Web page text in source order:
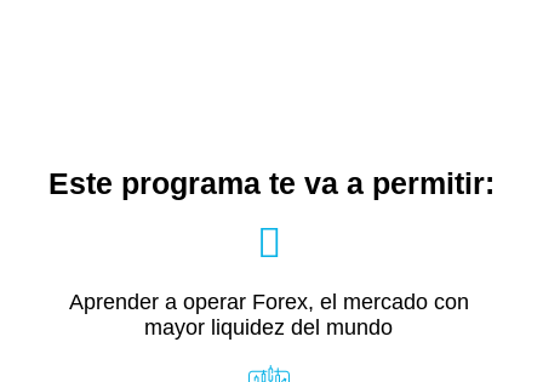
Este programa te va a permitir:
Aprender a operar Forex, el mercado con
mayor liquidez del mundo